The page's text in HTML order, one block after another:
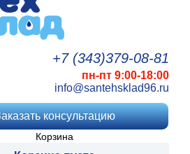
+7 (343)379-08-81
пн-пт 9:00-18:00
info@santehsklad96.ru
консультацию
Корзина